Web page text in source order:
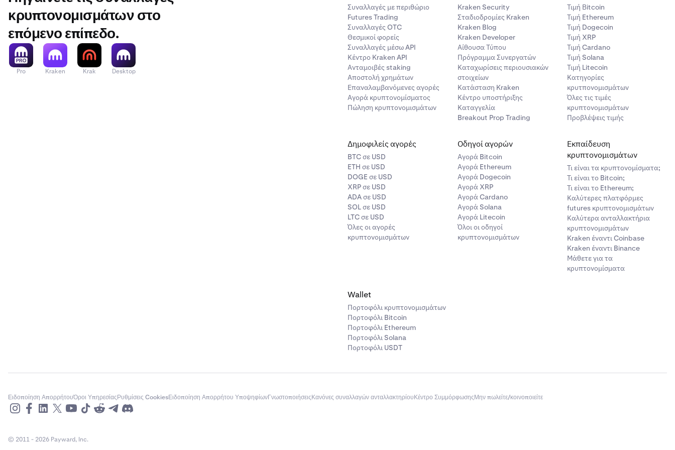
κρυπτονομισμάτων στο
επόμενο επίπεδο.
Pro Kraken Krak Desktop
Συναλλαγές με περιθώριο
Futures Trading
Συναλλαγές OTC
Θεσμικοί φορείς
Συναλλαγές μέσω API
Κέντρο Kraken API
Ανταμοιβές staking
Αποστολή χρημάτων
Επαναλαμβανόμενες αγορές
Αγορά κρυπτονομίσματος
Πώληση κρυπτονομισμάτων
Kraken Security
Σταδιοδρομίες Kraken
Kraken Blog
Kraken Developer
Αίθουσα Τύπου
Πρόγραμμα Συνεργατών
Καταχωρίσεις περιουσιακών
στοιχείων
Κατάσταση Kraken
Κέντρο υποστήριξης
Καταγγελία
Breakout Prop Trading
Τιμή Βitcoin
Τιμή Ethereum
Τιμή Dogecoin
Τιμή XRP
Τιμή Cardano
Τιμή Solana
Τιμή Litecoin
Κατηγορίες
κρυτπονομισμάτων
Όλες τις τιμές
κρυπτονομισμάτων
Προβλέψεις τιμής
Δημοφιλείς αγορές
BTC σε USD
ETH σε USD
DOGE σε USD
XRP σε USD
ADA σε USD
SOL σε USD
LTC σε USD
Όλες οι αγορές
κρυπτονομισμάτων
Οδηγοί αγορών
Αγορά Bitcoin
Αγορά Ethereum
Αγορά Dogecoin
Αγορά XRP
Αγορά Cardano
Αγορά Solana
Αγορά Litecoin
Όλοι οι οδηγοί
κρυπτονομισμάτων
Εκπαίδευση
κρυπτονομισμάτων
Τι είναι τα κρυπτονομίσματα;
Τι είναι το Bitcoin;
Τι είναι το Ethereum;
Καλύτερες πλατφόρμες
futures κρυπτονομισμάτων
Καλύτερα ανταλλακτήρια
κρυπτονομισμάτων
Kraken έναντι Coinbase
Kraken έναντι Binance
Μάθετε για τα
κρυπτονομίσματα
Wallet
Πορτοφόλι κρυπτονομισμάτων
Πορτοφόλι Bitcoin
Πορτοφόλι Ethereum
Πορτοφόλι Solana
Πορτοφόλι USDT
Ειδοποίηση ΑπορρήτουΌροι ΥπηρεσίαςΡυθμίσεις CookiesΕιδοποίηση Απορρήτου ΥποψηφίωνΓνωστοποιήσειςΚανόνες συναλλαγών ανταλλακτηρίουΚέντρο ΣυμμόρφωσηςΜην πωλείτε/κοινοποιείτε
© 2011 - 2026 Payward, Inc.